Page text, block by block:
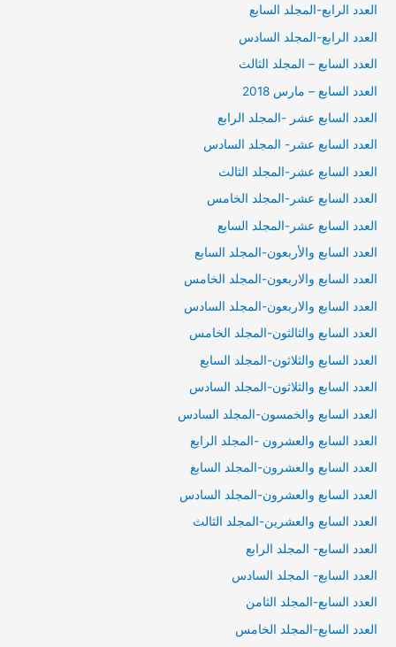
العدد الرابع-المجلد السابع
العدد الرابع-المجلد السادس
العدد السابع – المجلد الثالث
العدد السابع – مارس 2018
العدد السابع عشر -المجلد الرابع
العدد السابع عشر- المجلد السادس
العدد السابع عشر-المجلد الثالث
العدد السابع عشر-المجلد الخامس
العدد السابع عشر-المجلد السايع
العدد السابع والأربعون-المجلد السابع
العدد السابع والاربعون-المجلد الخامس
العدد السابع والاربعون-المجلد السادس
العدد السابع والثالثون-المجلد الخامس
العدد السابع والثلاثون-المجلد السابع
العدد السابع والثلاثون-المجلد السادس
العدد السابع والخمسون-المجلد السادس
العدد السابع والعشرون -المجلد الرابع
العدد السابع والعشرون-المجلد السابع
العدد السابع والعشرون-المجلد السادس
العدد السابع والعشرين-المجلد الثالث
العدد السابع- المجلد الرابع
العدد السابع- المجلد السادس
العدد السابع-المجلد الثامن
العدد السابع-المجلد الخامس